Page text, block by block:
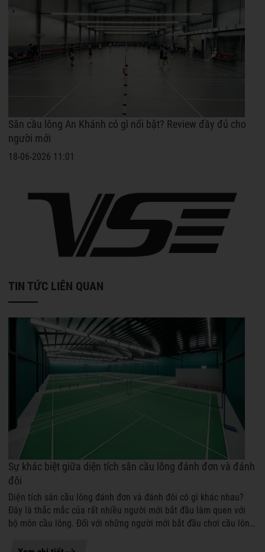
Sân cầu lông An Khánh có gì nổi bật? Review đầy đủ cho
người mới
18-06-2026 11:01
TIN TỨC LIÊN QUAN
20-06-2026 09:38
Sự khác biệt giữa diện tích sân cầu lông đánh đơn và đánh
đôi
Diện tích sân cầu lông đánh đơn và đánh đôi có gì khác nhau?
Đây là thắc mắc của rất nhiều người mới bắt đầu làm quen với
bộ môn cầu lông. Đối với những người mới bắt đầu chơi cầu lông,